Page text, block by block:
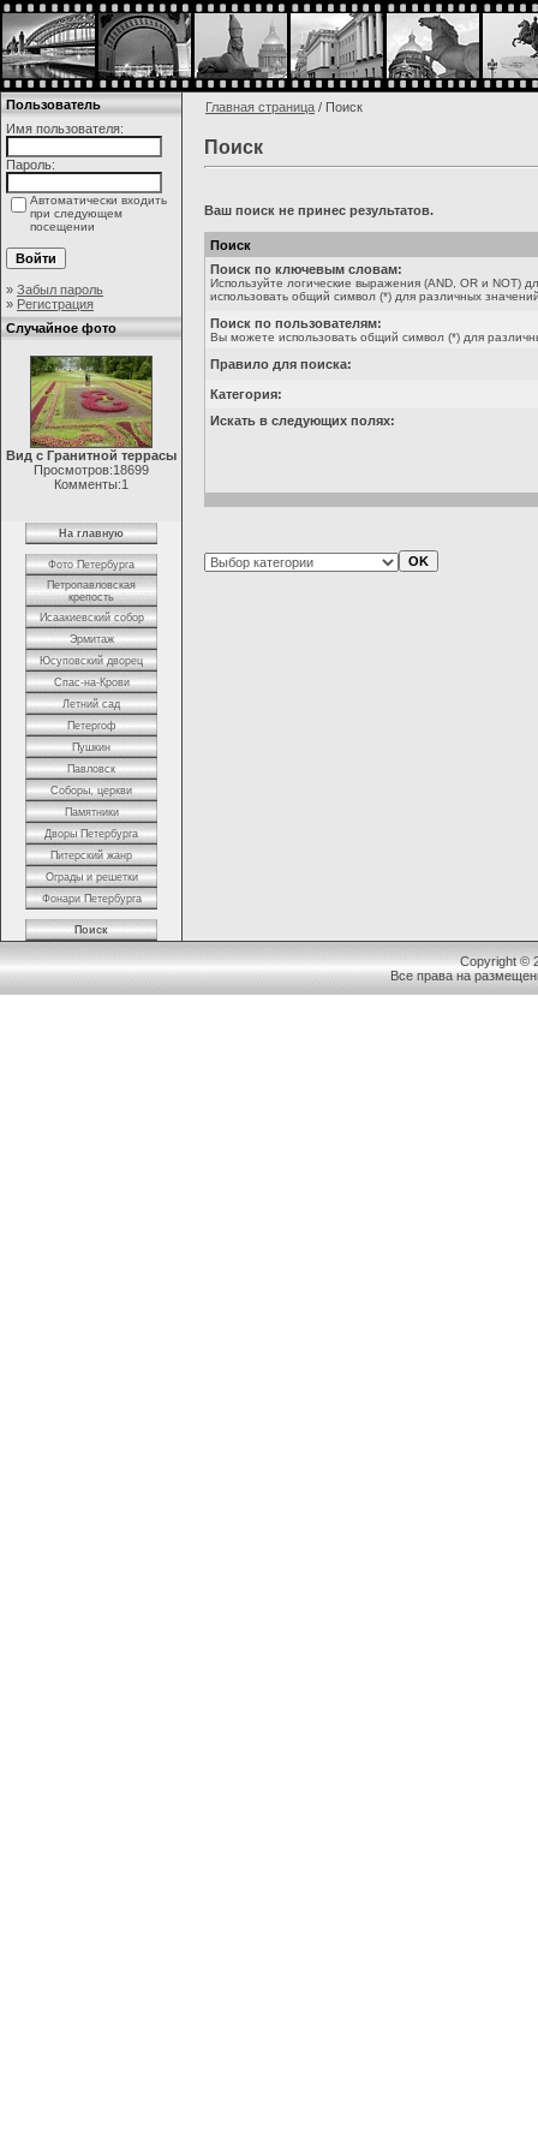
Пользователь
Имя пользователя:
Пароль:
Автоматически входить
при следующем
посещении
» Забыл пароль
» Регистрация
Случайное фото
Вид с Гранитной террасы
Просмотров:18699
Комменты:1
На главную
Фото Петербурга
Петропавловская
крепость
Исаакиевский собор
Эрмитаж
Юсуповский дворец
Спас-на-Крови
Летний сад
Петергоф
Пушкин
Павловск
Соборы, церкви
Памятники
Дворы Петербурга
Питерский жанр
Ограды и решетки
Фонари Петербурга
Поиск
Главная страница / Поиск
Поиск
Ваш поиск не принес результатов.
Поиск
Поиск по ключевым словам:
Используйте логические выражения (AND, OR и NOT)
использовать общий символ (*) для различных
Поиск по пользователям:
Вы можете использовать общий символ (*) для
Правило для поиска:
Категория:
Искать в следующих полях:
Copyright ©
Все права на